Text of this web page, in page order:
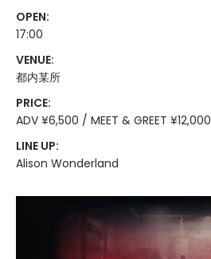
OPEN:
17:00
VENUE:
都内某所
PRICE:
ADV ¥6,500 / MEET & GREET ¥12,000
LINE UP:
Alison Wonderland